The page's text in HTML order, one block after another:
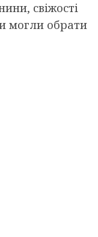
свіжості
могли обрати